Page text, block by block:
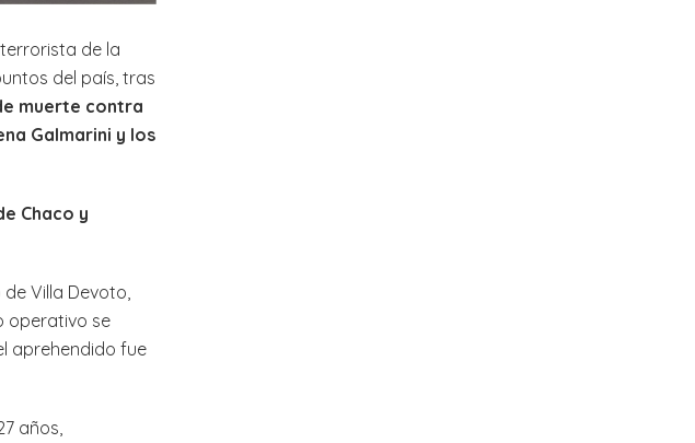
de la
del país, tras
muerte contra
Galmarini y los
Chaco y
Villa Devoto,
operativo se
aprehendido fue
años,